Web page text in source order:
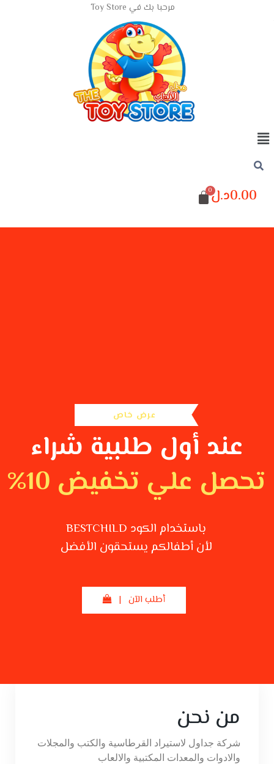
مرحبا بك في Toy Store
0.00د.ل
تحصل علي تخفيض 10%
عند أول طلبية شراء
باستخدام الكود BESTCHILD
لأن أطفالكم يستحقون الأفضل
أطلب الآن |
عرض خاص
من نحن
شركة جداول لاستيراد القرطاسية والكتب والمجلات
والادوات والمعدات المكتبية والالعاب